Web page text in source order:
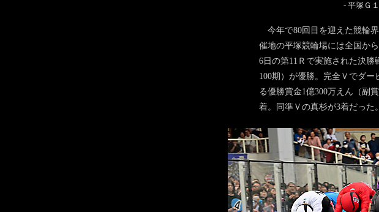
- 平塚Ｇ
今年で80回目を迎えた競輪
催地の平塚競輪場には全国か
6日の第11Ｒで実施された決勝
100期）が優勝。完全Ｖでダ
る優勝賞金1億300万えん（副
着。同準Ｖの真杉が3着だった。